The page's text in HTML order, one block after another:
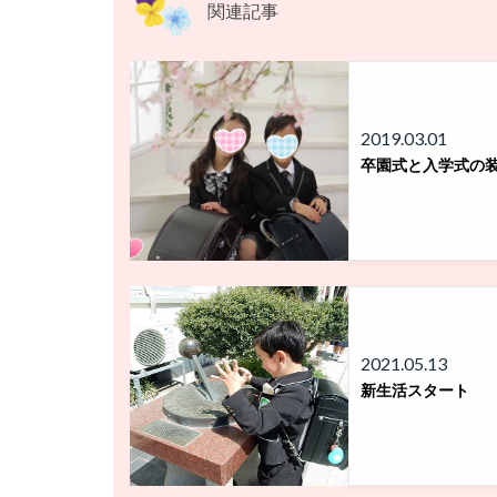
関連記事
2019.03.01
卒園式と入学式の
2021.05.13
新生活スタート